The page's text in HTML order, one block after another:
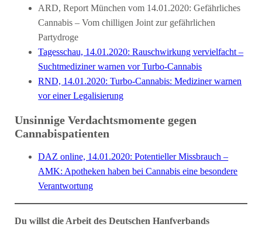
ARD, Report München vom 14.01.2020: Gefährliches
Cannabis – Vom chilligen Joint zur gefährlichen
Partydroge
Tagesschau, 14.01.2020: Rauschwirkung vervielfacht –
Suchtmediziner warnen vor Turbo-Cannabis
RND, 14.01.2020: Turbo-Cannabis: Mediziner warnen
vor einer Legalisierung
Unsinnige Verdachtsmomente gegen
Cannabispatienten
DAZ online, 14.01.2020: Potentieller Missbrauch –
AMK: Apotheken haben bei Cannabis eine besondere
Verantwortung
Du willst die Arbeit des Deutschen Hanfverbands